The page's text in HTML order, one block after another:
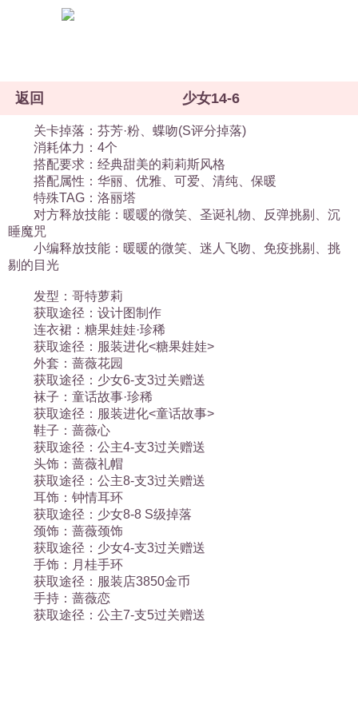
返回 少女14-6
关卡掉落：芬芳·粉、蝶吻(S评分掉落)
消耗体力：4个
搭配要求：经典甜美的莉莉斯风格
搭配属性：华丽、优雅、可爱、清纯、保暖
特殊TAG：洛丽塔
对方释放技能：暖暖的微笑、圣诞礼物、反弹挑剔、沉
睡魔咒
小编释放技能：暖暖的微笑、迷人飞吻、免疫挑剔、挑
剔的目光
发型：哥特萝莉
获取途径：设计图制作
连衣裙：糖果娃娃·珍稀
获取途径：服装进化<糖果娃娃>
外套：蔷薇花园
获取途径：少女6-支3过关赠送
袜子：童话故事·珍稀
获取途径：服装进化<童话故事>
鞋子：蔷薇心
获取途径：公主4-支3过关赠送
头饰：蔷薇礼帽
获取途径：公主8-支3过关赠送
耳饰：钟情耳环
获取途径：少女8-8 S级掉落
颈饰：蔷薇颈饰
获取途径：少女4-支3过关赠送
手饰：月桂手环
获取途径：服装店3850金币
手持：蔷薇恋
获取途径：公主7-支5过关赠送